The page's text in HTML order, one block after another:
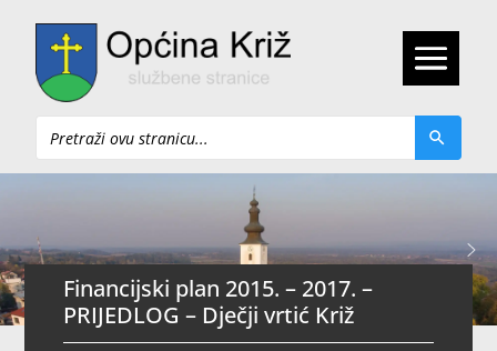
Pretraži
Financijski plan 2015. – 2017. –
PRIJEDLOG – Dječji vrtić Križ